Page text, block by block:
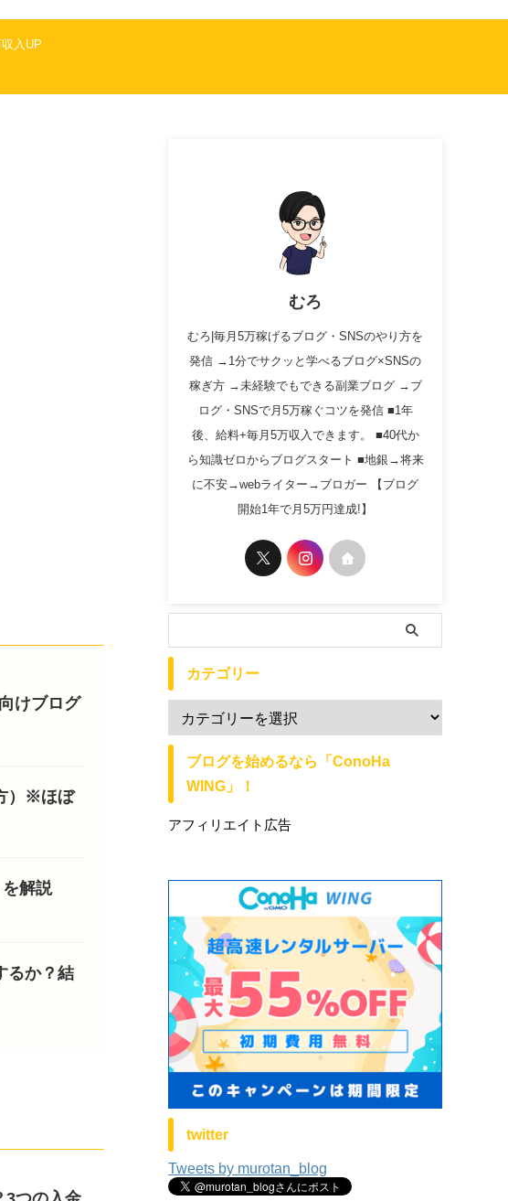
収入UP
けブログ
）※ほぼ
解説
るか？結
むろ
むろ|毎月5万稼げるブログ・SNSのやり方を
発信 →1分でサクッと学べるブログ×SNSの
稼ぎ方 →未経験でもできる副業ブログ →ブ
ログ・SNSで月5万稼ぐコツを発信 ■1年
後、給料+毎月5万収入できます。 ■40代か
ら知識ゼロからブログスタート ■地銀→将来
に不安→webライター→ブロガー 【ブログ
開始1年で月5万円達成!】
カテゴリー
ブログを始めるなら「ConoHa
WING」！
アフィリエイト広告
twitter
Tweets by murotan_blog